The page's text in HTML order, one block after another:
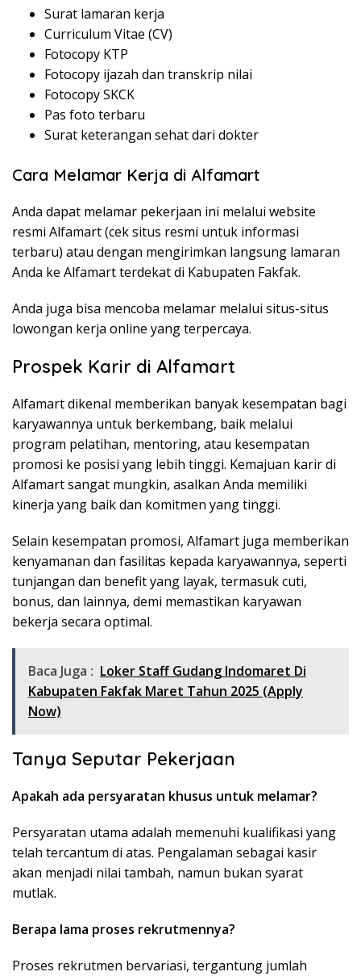
Surat lamaran kerja
Curriculum Vitae (CV)
Fotocopy KTP
Fotocopy ijazah dan transkrip nilai
Fotocopy SKCK
Pas foto terbaru
Surat keterangan sehat dari dokter
Cara Melamar Kerja di Alfamart
Anda dapat melamar pekerjaan ini melalui website
resmi Alfamart (cek situs resmi untuk informasi
terbaru) atau dengan mengirimkan langsung lamaran
Anda ke Alfamart terdekat di Kabupaten Fakfak.
Anda juga bisa mencoba melamar melalui situs-situs
lowongan kerja online yang terpercaya.
Prospek Karir di Alfamart
Alfamart dikenal memberikan banyak kesempatan bagi
karyawannya untuk berkembang, baik melalui
program pelatihan, mentoring, atau kesempatan
promosi ke posisi yang lebih tinggi. Kemajuan karir di
Alfamart sangat mungkin, asalkan Anda memiliki
kinerja yang baik dan komitmen yang tinggi.
Selain kesempatan promosi, Alfamart juga memberikan
kenyamanan dan fasilitas kepada karyawannya, seperti
tunjangan dan benefit yang layak, termasuk cuti,
bonus, dan lainnya, demi memastikan karyawan
bekerja secara optimal.
Baca Juga : Loker Staff Gudang Indomaret Di
Kabupaten Fakfak Maret Tahun 2025 (Apply
Now)
Tanya Seputar Pekerjaan
Apakah ada persyaratan khusus untuk melamar?
Persyaratan utama adalah memenuhi kualifikasi yang
telah tercantum di atas. Pengalaman sebagai kasir
akan menjadi nilai tambah, namun bukan syarat
mutlak.
Berapa lama proses rekrutmennya?
Proses rekrutmen bervariasi, tergantung jumlah